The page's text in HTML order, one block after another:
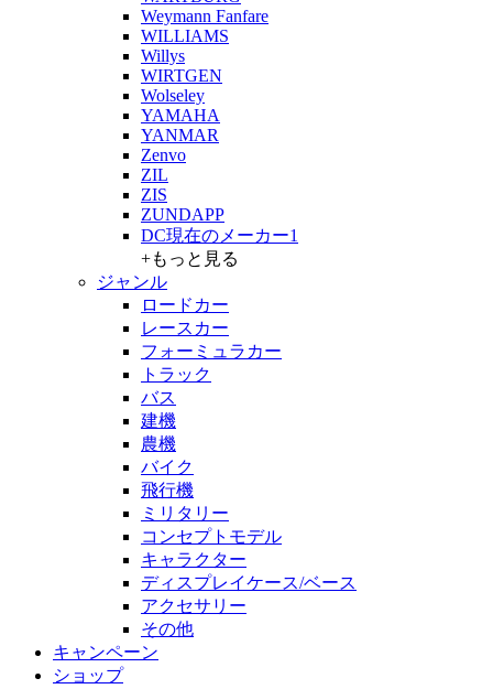
Weymann Fanfare
WILLIAMS
Willys
WIRTGEN
Wolseley
YAMAHA
YANMAR
Zenvo
ZIL
ZIS
ZUNDAPP
DC現在のメーカー1
+もっと見る
ジャンル
ロードカー
レースカー
フォーミュラカー
トラック
バス
建機
農機
バイク
飛行機
ミリタリー
コンセプトモデル
キャラクター
ディスプレイケース/ベース
アクセサリー
その他
キャンペーン
ショップ